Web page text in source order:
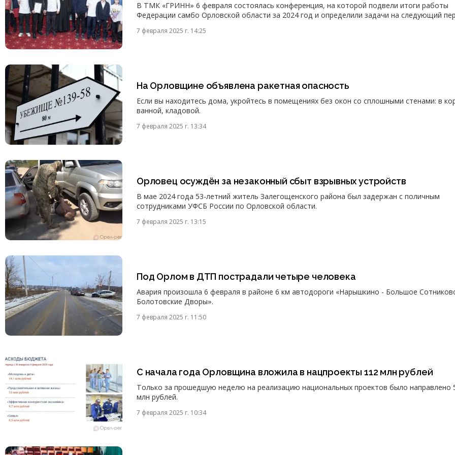
В ТМК «ГРИНН» 6 февраля состоялась конференция, на которой подвели итоги работы
Федерации самбо Орловской области за 2024 год и определили задачи на следующий
7 февраля 2025 г. 14:25
На Орловщине объявлена ракетная опасность
Если вы находитесь дома, укройтесь в помещениях без окон со сплошными стенами: в
ванной, кладовой.
7 февраля 2025 г. 13:34
Орловец осуждён за незаконный сбыт взрывных устройств
В мае 2024 года 53-летний житель Залегощенского района был задержан с поличным
сотрудниками УФСБ России по Орловской области.
7 февраля 2025 г. 13:15
Под Орлом в ДТП пострадали четыре человека
Авария произошла 6 февраля в районе 6 км автодороги «Нарышкино - Большое
Болотовские Дворы».
7 февраля 2025 г. 11:50
С начала года Орловщина вложила в нацпроекты 112 млн рублей
Только за прошедшую неделю на реализацию национальных проектов было направлено
млн рублей.
7 февраля 2025 г. 10:34